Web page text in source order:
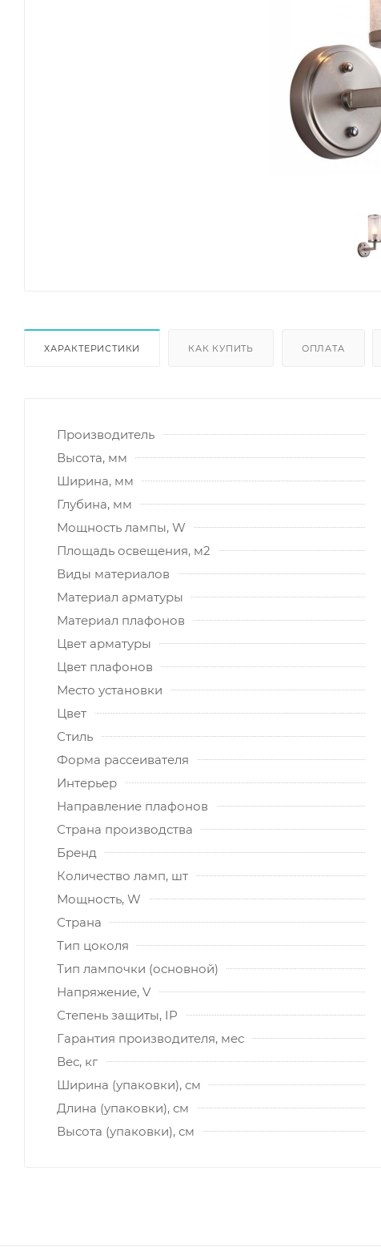
ХАРАКТЕРИСТИКИ КАК КУПИТЬ ОПЛАТА
Производитель
Высота, мм
Ширина, мм
Глубина, мм
Мощность лампы, W
Площадь освещения, м2
Виды материалов
Материал арматуры
Материал плафонов
Цвет арматуры
Цвет плафонов
Место установки
Цвет
Стиль
Форма рассеивателя
Интерьер
Направление плафонов
Страна производства
Бренд
Количество ламп, шт
Мощность, W
Страна
Тип цоколя
Тип лампочки (основной)
Напряжение, V
Степень защиты, IP
Гарантия производителя, мес
Вес, кг
Ширина (упаковки), см
Длина (упаковки), см
Высота (упаковки), см